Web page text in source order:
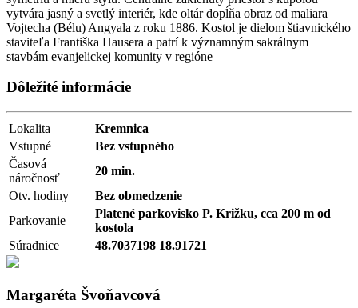
vytvára jasný a svetlý interiér, kde oltár dopĺňa obraz od maliara
Vojtecha (Bél­u) Angyala z roku 1886. Kostol je dielom štiavnického
staviteľa Františka Hausera a patrí k významným sakrálnym
stavbám evanjelickej komunity v regióne
Dôležité informácie
Lokalita
Kremnica
Vstupné
Bez vstupného
Časová
náročnosť
20 min.
Otv. hodiny
Bez obmedzenie
Parkovanie
Platené parkovisko P. Križku, cca 200 m od
kostola
Súradnice
48.7037198 18.91721
Margaréta Švoňavcová